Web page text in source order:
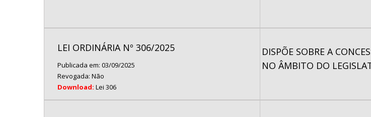
LEI ORDINÁRIA Nº 306/2025
Publicada em: 03/09/2025
Revogada: Não
Download: Lei 306
DISPÕE SOBRE A
NO ÂMBITO DO